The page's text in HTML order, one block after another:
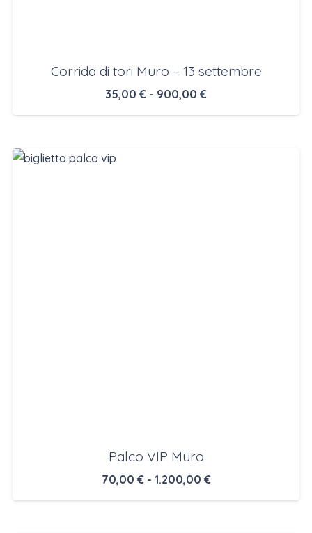
Corrida di tori Muro – 13 settembre
35,00 € - 900,00 €Fascia
di
Palco VIP Muro
70,00 € - 1.200,00 €Fascia
di